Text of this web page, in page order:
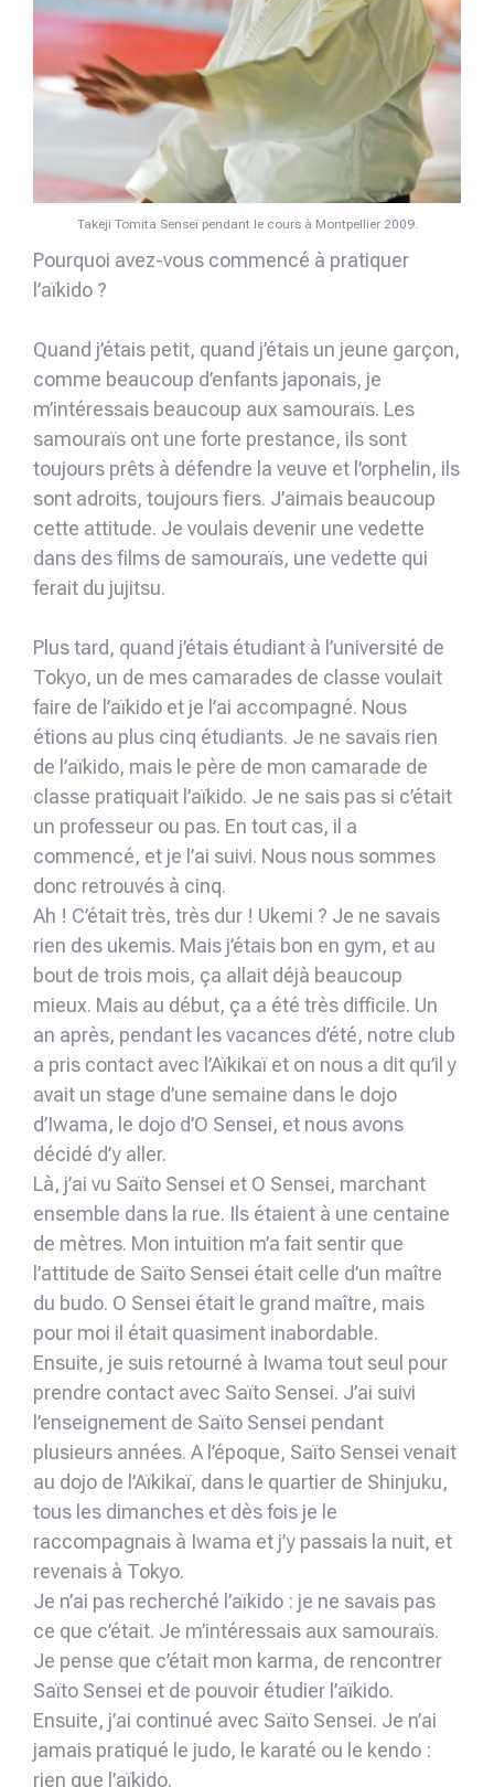
Takeji Tomita Senseï pendant le cours à Montpellier 2009.
Pourquoi avez-vous commencé à pratiquer
l’aïkido ?
Quand j’étais petit, quand j’étais un jeune garçon,
comme beaucoup d’enfants japonais, je
m’intéressais beaucoup aux samouraïs. Les
samouraïs ont une forte prestance, ils sont
toujours prêts à défendre la veuve et l’orphelin, ils
sont adroits, toujours fiers. J’aimais beaucoup
cette attitude. Je voulais devenir une vedette
dans des films de samouraïs, une vedette qui
ferait du jujitsu.
Plus tard, quand j’étais étudiant à l’université de
Tokyo, un de mes camarades de classe voulait
faire de l’aïkido et je l’ai accompagné. Nous
étions au plus cinq étudiants. Je ne savais rien
de l’aïkido, mais le père de mon camarade de
classe pratiquait l’aïkido. Je ne sais pas si c’était
un professeur ou pas. En tout cas, il a
commencé, et je l’ai suivi. Nous nous sommes
donc retrouvés à cinq.
Ah ! C’était très, très dur ! Ukemi ? Je ne savais
rien des ukemis. Mais j’étais bon en gym, et au
bout de trois mois, ça allait déjà beaucoup
mieux. Mais au début, ça a été très difficile. Un
an après, pendant les vacances d’été, notre club
a pris contact avec l’Aïkikaï et on nous a dit qu’il y
avait un stage d’une semaine dans le dojo
d’Iwama, le dojo d’O Sensei, et nous avons
décidé d’y aller.
Là, j’ai vu Saïto Sensei et O Sensei, marchant
ensemble dans la rue. Ils étaient à une centaine
de mètres. Mon intuition m’a fait sentir que
l’attitude de Saïto Sensei était celle d’un maître
du budo. O Sensei était le grand maître, mais
pour moi il était quasiment inabordable.
Ensuite, je suis retourné à Iwama tout seul pour
prendre contact avec Saïto Sensei. J’ai suivi
l’enseignement de Saïto Sensei pendant
plusieurs années. A l’époque, Saïto Sensei venait
au dojo de l’Aïkikaï, dans le quartier de Shinjuku,
tous les dimanches et dès fois je le
raccompagnais à Iwama et j’y passais la nuit, et
revenais à Tokyo.
Je n’ai pas recherché l’aïkido : je ne savais pas
ce que c’était. Je m’intéressais aux samouraïs.
Je pense que c’était mon karma, de rencontrer
Saïto Sensei et de pouvoir étudier l’aïkido.
Ensuite, j’ai continué avec Saïto Sensei. Je n’ai
jamais pratiqué le judo, le karaté ou le kendo :
rien que l’aïkido.